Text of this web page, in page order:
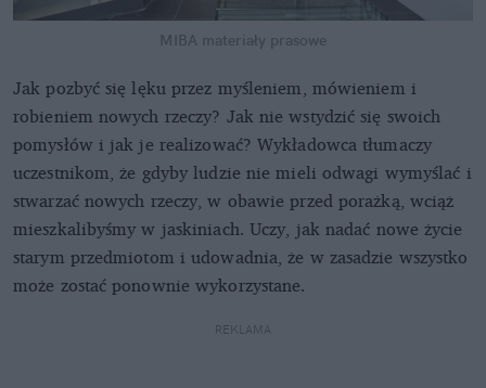
MIBA materiały prasowe
Jak pozbyć się lęku przez myśleniem, mówieniem i
robieniem nowych rzeczy? Jak nie wstydzić się swoich
pomysłów i jak je realizować? Wykładowca tłumaczy
uczestnikom, że gdyby ludzie nie mieli odwagi wymyślać i
stwarzać nowych rzeczy, w obawie przed porażką, wciąż
mieszkalibyśmy w jaskiniach. Uczy, jak nadać nowe życie
starym przedmiotom i udowadnia, że w zasadzie wszystko
może zostać ponownie wykorzystane.
REKLAMA